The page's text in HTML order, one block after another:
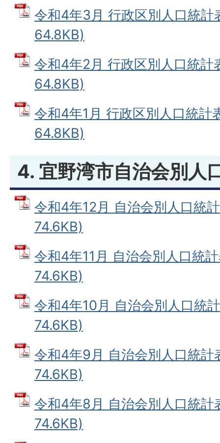
令和4年3月 行政区別人口統計
64.8KB)
令和4年2月 行政区別人口統計
64.8KB)
令和4年1月 行政区別人口統計
64.8KB)
4. 宜野湾市自治会別人
令和4年12月 自治会別人口統
74.6KB)
令和4年11月 自治会別人口統
74.6KB)
令和4年10月 自治会別人口統
74.6KB)
令和4年9月 自治会別人口統計
74.6KB)
令和4年8月 自治会別人口統計
74.6KB)